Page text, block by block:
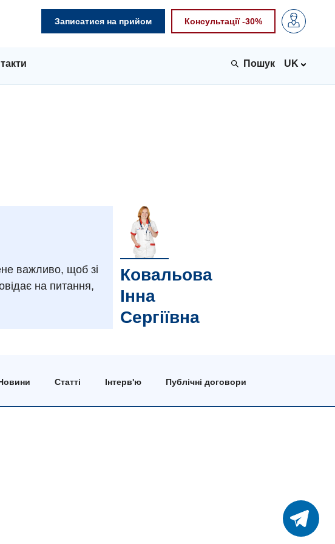
Записатися на прийом Консультації -30%
UK
важливо, щоб зі
на питання,
Ковальова
Інна
Сергіївна
Статті Інтерв'ю Публічні договори